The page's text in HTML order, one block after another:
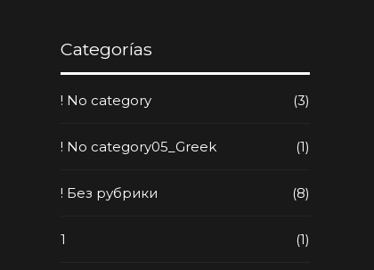
Categorías
! No category (3)
! No category05_Greek (1)
! Без рубрики (8)
1 (1)